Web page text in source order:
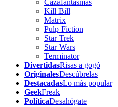
Cazafantasmas
Kill Bill
Matrix
Pulp Fiction
Star Trek
Star Wars
Terminator
DivertidasRisas a gogó
OriginalesDescúbrelas
DestacadasLo más popular
GeekFreak
PolíticaDesahógate